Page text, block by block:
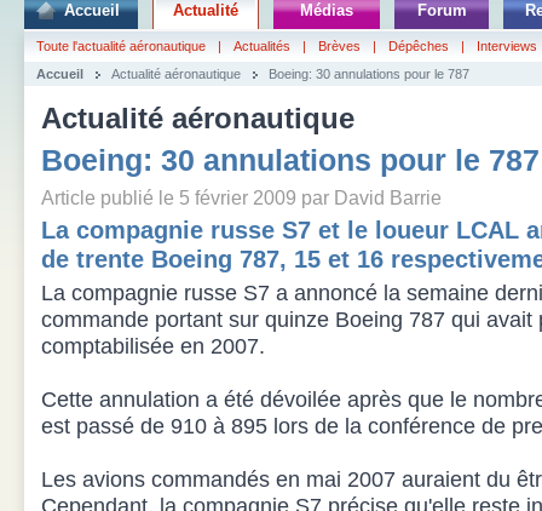
Accueil Actualité Médias Forum
Toute l'actualité aéronautique | Actualités | Brèves | Dépêches |
Interviews
Accueil
Actualité aéronautique Boeing: 30 annulations pour le 787
Actualité aéronautique
Boeing: 30 annulations pour le 787
Article publié le 5 février 2009 par David Barrie
La compagnie russe S7 et le loueur LCAL
de trente Boeing 787, 15 et 16
La compagnie russe S7 a annoncé la semaine
commande portant sur quinze Boeing 787 qui avait
comptabilisée en 2007.
Cette annulation a été dévoilée après que le
est passé de 910 à 895 lors de la conférence de
Les avions commandés en mai 2007 auraient du
Cependant, la compagnie S7 précise qu'elle reste